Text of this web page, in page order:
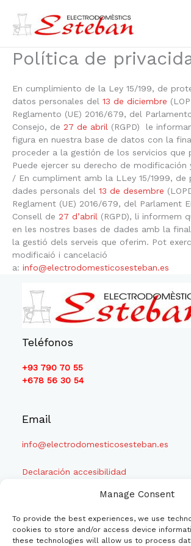
Manage Consent
To provide the best experiences, we use
cookies to store and/or access device
these technologies will allow us to process
contenido
Política de
En cumplimiento de la Ley 15/199, de
datos personales del 13 de diciembre
Reglamento (UE) 2016/679, del
Consejo, de 27 de abril (RGPD) le
figura en nuestra base de datos con la
proceder a la gestión de los servicios que
Puede ejercer su derecho de modificación
/ En cumpliment amb la LLey 15/1999, de
dades personals del 13 de desembre
Reglament (UE) 2016/679, del Parlament
Consell de 27 d’abril (RGPD), li informem
en les nostres bases de dades amb la
la gestió dels serveis que oferim. Pot
modificaió i cancelació
a: info@electrodomesticosesteban.es
Teléfonos
+93 790 70 55
+678 56 30 54
Email
info@electrodomesticosesteban.es
Declaración accesibilidad